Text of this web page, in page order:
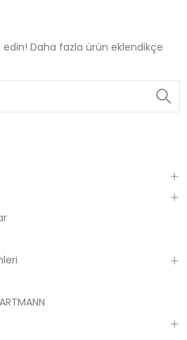
Daha fazla ürün eklendikçe